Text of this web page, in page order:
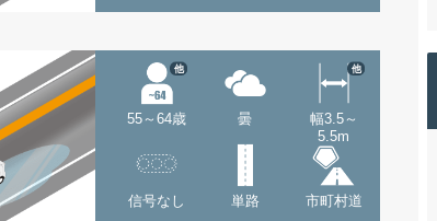
55～64歳
他
曇
幅3.5～
5.5m
他
信号なし 単路 市町村道